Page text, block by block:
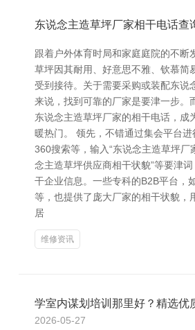
东说念主造草坪厂家相干电话查
跟着户外体育时局和家庭庭院的不断
草坪因其耐用、好意思不雅、钦慕简
受到接待。关于需要采购或装配东说
来说，找到可靠的厂家是要津一步。
东说念主造草坪厂家的相干电话，成
暖热门。 领先，不错通过集会平台进
360搜索等，输入“东说念主造草坪厂
念主造草坪供应商相干状貌”等要津
干企业信息。一些专科的B2B平台，
等，也提供了庞大厂家的相干状貌，
居
维修资讯
学室内谋划培训那里好？精选优
2026-05-27